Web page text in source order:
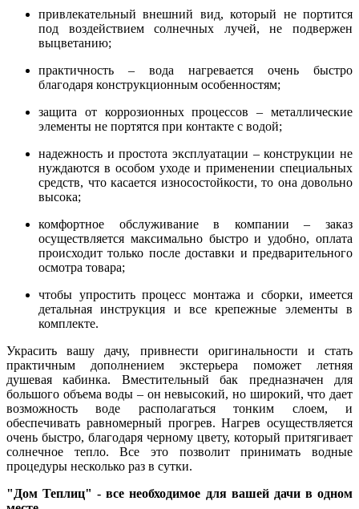
привлекательный внешний вид, который не портится
под воздействием солнечных лучей, не подвержен
выцветанию;
практичность – вода нагревается очень быстро
благодаря конструкционным особенностям;
защита от коррозионных процессов – металлические
элементы не портятся при контакте с водой;
надежность и простота эксплуатации – конструкции не
нуждаются в особом уходе и применении специальных
средств, что касается износостойкости, то она довольно
высока;
комфортное обслуживание в компании – заказ
осуществляется максимально быстро и удобно, оплата
происходит только после доставки и предварительного
осмотра товара;
чтобы упростить процесс монтажа и сборки, имеется
детальная инструкция и все крепежные элементы в
комплекте.
Украсить вашу дачу, привнести оригинальности и стать
практичным дополнением экстерьера поможет летняя
душевая кабинка. Вместительный бак предназначен для
большого объема воды – он невысокий, но широкий, что дает
возможность воде располагаться тонким слоем, и
обеспечивать равномерный прогрев. Нагрев осуществляется
очень быстро, благодаря черному цвету, который притягивает
солнечное тепло. Все это позволит принимать водные
процедуры несколько раз в сутки.
"Дом Теплиц" - все необходимое для вашей дачи в одном